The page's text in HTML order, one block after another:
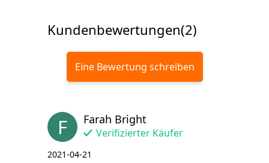
Kundenbewertungen(2)
Eine Bewertung schreiben
F Farah Bright
Verifizierter Käufer
2021-04-21